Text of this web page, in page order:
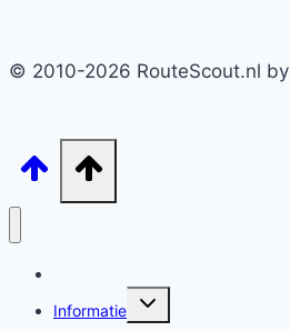
© 2010-2026 RouteScout.nl by
Informatie
Toggle